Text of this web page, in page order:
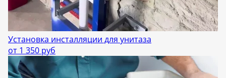
Установка инсталляции для унитаза
от 1 350 руб